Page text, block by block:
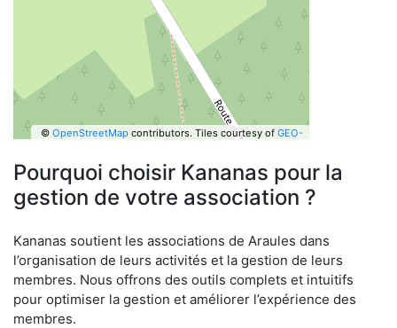
© OpenStreetMapcontributors. Tiles courtesy of GEO-
Pourquoi choisir Kananas pour la
gestion de votre association ?
Kananas soutient les associations de Araules dans
l’organisation de leurs activités et la gestion de leurs
membres. Nous offrons des outils complets et intuitifs
pour optimiser la gestion et améliorer l’expérience des
membres.